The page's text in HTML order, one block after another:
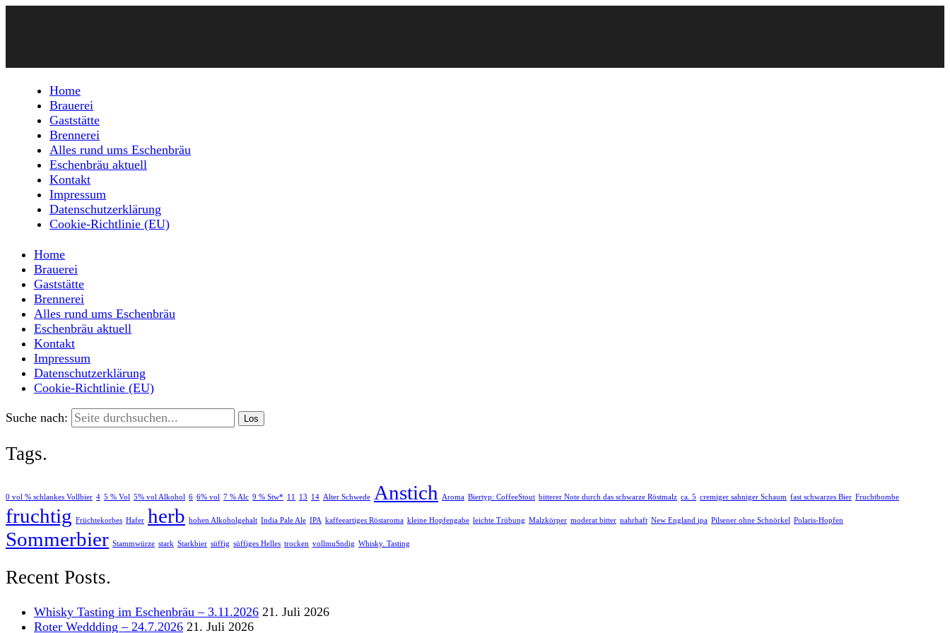
Home
Brauerei
Gaststätte
Brennerei
Alles rund ums Eschenbräu
Eschenbräu aktuell
Kontakt
Impressum
Datenschutzerklärung
Cookie-Richtlinie (EU)
Home
Brauerei
Gaststätte
Brennerei
Alles rund ums Eschenbräu
Eschenbräu aktuell
Kontakt
Impressum
Datenschutzerklärung
Cookie-Richtlinie (EU)
Suche nach:
Tags.
0 vol % schlankes Vollbier 4 5 % Vol 5% vol Alkohol 6 6% vol 7 % Alc 9 % Stw* 11 13 14 Alter Schwede Anstich Aroma Biertyp: CoffeeStout bitterer Note durch das schwarze Röstmalz ca. 5 cremiger sahniger Schaum fast schwarzes Bier Fruchtbombe
fruchtig Früchtekorbes Hafer herb hohen Alkoholgehalt India Pale Ale IPA kaffeeartiges Röstaroma kleine Hopfengabe leichte Trübung Malzkörper moderat bitter nahrhaft New England ipa Pilsener ohne Schnörkel Polaris-Hopfen
Sommerbier Stammwürze stark Starkbier süffig süffiges Helles trocken vollmuSndig Whisky. Tasting
Recent Posts.
Whisky Tasting im Eschenbräu – 3.11.2026 21. Juli 2026
Roter Weddding – 24.7.2026 21. Juli 2026